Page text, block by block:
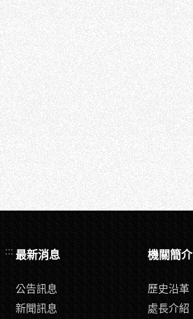
::: 最新消息
公告訊息
新聞訊息
機關簡介
歷史沿革
處長介紹